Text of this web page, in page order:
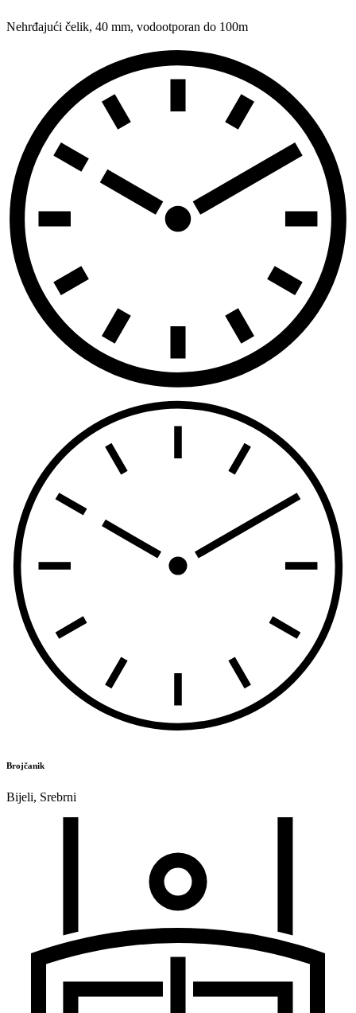
Nehrđajući čelik, 40 mm, vodootporan do 100m
Brojčanik
Bijeli, Srebrni